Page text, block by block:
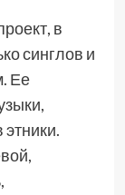
в
синглов и
Ее